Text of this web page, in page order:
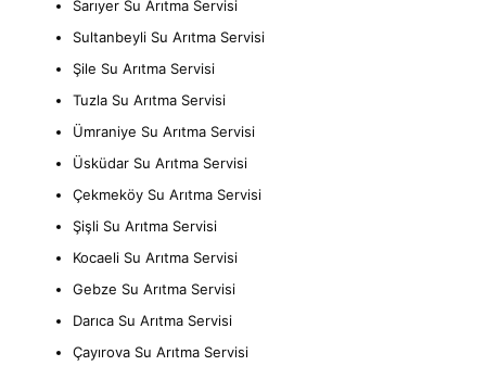
Sarıyer Su Arıtma Servisi
Sultanbeyli Su Arıtma Servisi
Şile Su Arıtma Servisi
Tuzla Su Arıtma Servisi
Ümraniye Su Arıtma Servisi
Üsküdar Su Arıtma Servisi
Çekmeköy Su Arıtma Servisi
Şişli Su Arıtma Servisi
Kocaeli Su Arıtma Servisi
Gebze Su Arıtma Servisi
Darıca Su Arıtma Servisi
Çayırova Su Arıtma Servisi